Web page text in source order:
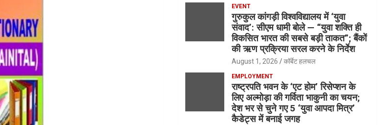
EVENT
गुरुकुल कांगड़ी विश्वविद्यालय में ‘युवा
संवाद’: सीएम धामी बोले — “युवा शक्ति ही
विकसित भारत की सबसे बड़ी ताकत”; बैंकों
की ऋण प्रक्रिया सरल करने के निर्देश
August 1, 2026 कॉर्बेट हलचल
EMPLOYMENT
राष्ट्रपति भवन के ‘एट होम’ रिसेप्शन के
लिए अल्मोड़ा की गर्विता भाकुनी का चयन;
देश भर से चुने गए 5 ‘युवा आपदा मित्र’
कैडेट्स में बनाई जगह